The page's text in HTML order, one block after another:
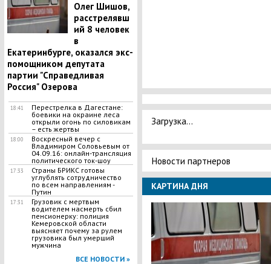
Олег Шишов,
расстрелявш
ий 8 человек
в
Екатеринбурге, оказался экс-
помощником депутата
партии "Справедливая
Россия" Озерова
18:41
Перестрелка в Дагестане:
боевики на окраине леса
открыли огонь по силовикам
– есть жертвы
18:00
Воскресный вечер с
Владимиром Соловьевым от
04.09.16: онлайн-трансляция
политического ток-шоу
17:33
Страны БРИКС готовы
углублять сотрудничество
по всем направлениям -
Путин
17:31
Грузовик с мертвым
водителем насмерть сбил
пенсионерку: полиция
Кемеровской области
выясняет почему за рулем
грузовика был умерший
мужчина
ВСЕ НОВОСТИ »
Загрузка...
Новости партнеров
КАРТИНА ДНЯ